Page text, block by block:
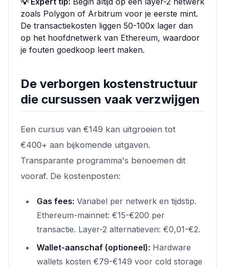
zoals Polygon of Arbitrum voor je eerste mint.
De transactiekosten liggen 50-100x lager dan
op het hoofdnetwerk van Ethereum, waardoor
je fouten goedkoop leert maken.
De verborgen kostenstructuur
die cursussen vaak verzwijgen
Een cursus van €149 kan uitgroeien tot
€400+ aan bijkomende uitgaven.
Transparante programma's benoemen dit
vooraf. De kostenposten:
Gas fees: Variabel per netwerk en tijdstip.
Ethereum-mainnet: €15-€200 per
transactie. Layer-2 alternatieven: €0,01-€2.
Wallet-aanschaf (optioneel): Hardware
wallets kosten €79-€149 voor cold storage